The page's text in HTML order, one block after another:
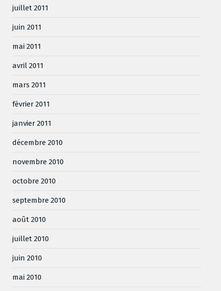
juillet 2011
juin 2011
mai 2011
avril 2011
mars 2011
février 2011
janvier 2011
décembre 2010
novembre 2010
octobre 2010
septembre 2010
août 2010
juillet 2010
juin 2010
mai 2010